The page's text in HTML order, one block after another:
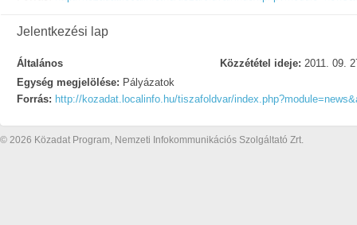
Jelentkezési lap
Általános Közzététel ideje: 2011. 09.
Egység megjelölése: Pályázatok
Forrás: http://kozadat.localinfo.hu/tiszafoldvar/
© 2026 Közadat Program, Nemzeti Infokommunikációs Szolgáltató Zrt.